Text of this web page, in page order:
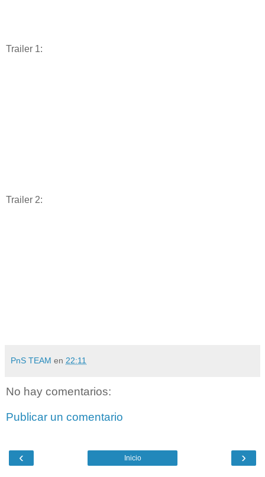
Trailer 1:
Trailer 2:
PnS TEAM en 22:11
No hay comentarios:
Publicar un comentario
‹ ›
Inicio